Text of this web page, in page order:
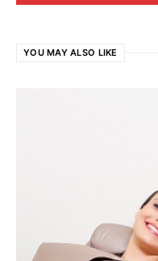
YOU MAY ALSO LIKE